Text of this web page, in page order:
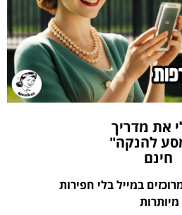
את מדריך
להנקה"
חינם
במייל בלי חפירות
מיותרות